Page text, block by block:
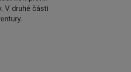
V druhé části